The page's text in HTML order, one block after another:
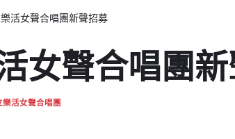
活女聲合唱團新聲招募
女聲合唱團
樂活女聲合唱團